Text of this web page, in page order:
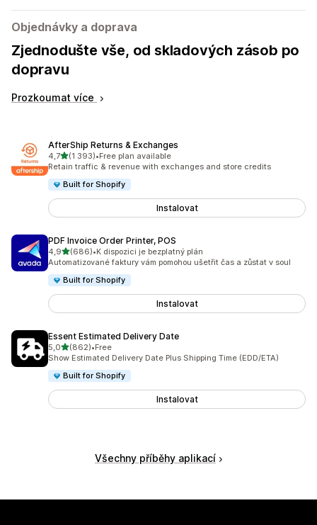
Objednávky a doprava
Zjednodušte vše, od skladových zásob po
dopravu
Prozkoumat více
AfterShip Returns & Exchanges
4,7z 5 hvězd
(1 393)
Celkový počet recenzí: 1393
•Free plan available
Retain traffic & revenue with exchanges and store credits
Built for Shopify
Instalovat
PDF Invoice Order Printer, POS
4,9z 5 hvězd
(686)
Celkový počet recenzí: 686
•K dispozici je bezplatný plán
Automatizované faktury vám pomohou ušetřit čas a zůstat v soul
Built for Shopify
Instalovat
Essent Estimated Delivery Date
5,0z 5 hvězd
(862)
Celkový počet recenzí: 862
•Free
Show Estimated Delivery Date Plus Shipping Time (EDD/ETA)
Built for Shopify
Instalovat
Všechny příběhy aplikací